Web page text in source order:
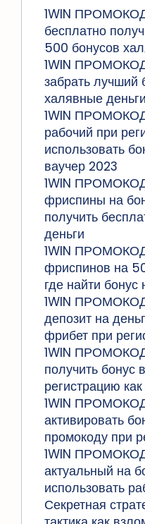
1WIN
бесплатно
500 бонусов
1WIN
забрать лучший
халявные
1WIN
рабочий при
использовать
ваучер 2023
1WIN
фриспины на
получить
деньги
1WIN
фриспинов на
где найти бонус
1WIN
депозит на
фрибет при
1WIN
получить бонус
регистрацию
1WIN
активировать
промокоду при
1WIN
актуальный на
использовать
Секретная